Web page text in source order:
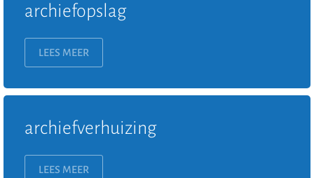
archiefopslag
LEES MEER
archiefverhuizing
LEES MEER